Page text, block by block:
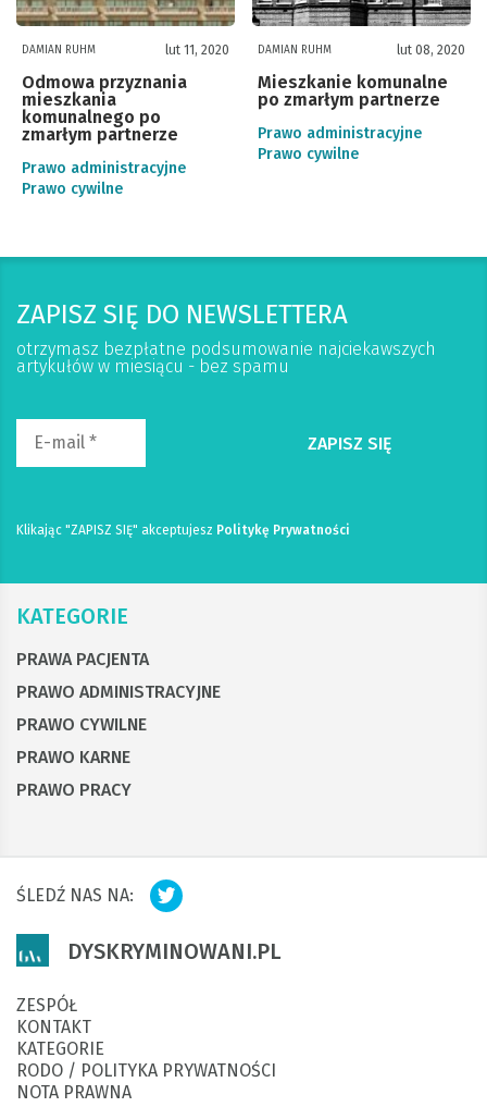
DAMIAN RUHM lut 11, 2020
Odmowa przyznania
mieszkania
komunalnego po
zmarłym partnerze
Prawo administracyjne
Prawo cywilne
DAMIAN RUHM lut 08, 2020
Mieszkanie komunalne
po zmarłym partnerze
Prawo administracyjne
Prawo cywilne
ZAPISZ SIĘ DO NEWSLETTERA
otrzymasz bezpłatne podsumowanie najciekawszych
artykułów w miesiącu - bez spamu
Klikając "ZAPISZ SIĘ" akceptujesz Politykę Prywatności
KATEGORIE
PRAWA PACJENTA
PRAWO ADMINISTRACYJNE
PRAWO CYWILNE
PRAWO KARNE
PRAWO PRACY
DYSKRYMINOWANI.PL
ZESPÓŁ
KONTAKT
KATEGORIE
RODO / POLITYKA PRYWATNOŚCI
NOTA PRAWNA
ŚLEDŹ NAS NA: